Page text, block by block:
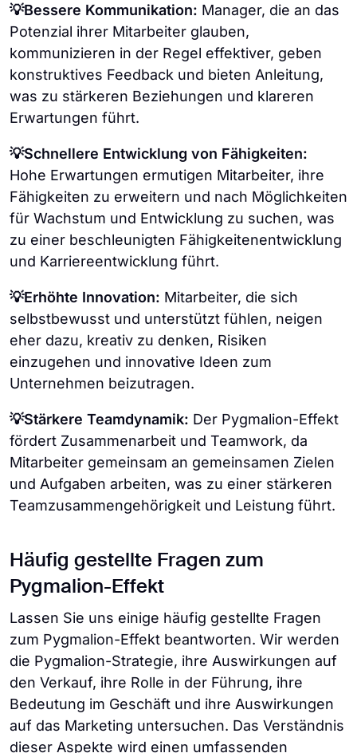
💡Bessere Kommunikation: Manager, die an das
Potenzial ihrer Mitarbeiter glauben,
kommunizieren in der Regel effektiver, geben
konstruktives Feedback und bieten Anleitung,
was zu stärkeren Beziehungen und klareren
Erwartungen führt.
💡Schnellere Entwicklung von Fähigkeiten:
Hohe Erwartungen ermutigen Mitarbeiter, ihre
Fähigkeiten zu erweitern und nach Möglichkeiten
für Wachstum und Entwicklung zu suchen, was
zu einer beschleunigten Fähigkeitenentwicklung
und Karriereentwicklung führt.
💡Erhöhte Innovation: Mitarbeiter, die sich
selbstbewusst und unterstützt fühlen, neigen
eher dazu, kreativ zu denken, Risiken
einzugehen und innovative Ideen zum
Unternehmen beizutragen.
💡Stärkere Teamdynamik: Der Pygmalion-Effekt
fördert Zusammenarbeit und Teamwork, da
Mitarbeiter gemeinsam an gemeinsamen Zielen
und Aufgaben arbeiten, was zu einer stärkeren
Teamzusammengehörigkeit und Leistung führt.
Häufig gestellte Fragen zum
Pygmalion-Effekt
Lassen Sie uns einige häufig gestellte Fragen
zum Pygmalion-Effekt beantworten. Wir werden
die Pygmalion-Strategie, ihre Auswirkungen auf
den Verkauf, ihre Rolle in der Führung, ihre
Bedeutung im Geschäft und ihre Auswirkungen
auf das Marketing untersuchen. Das Verständnis
dieser Aspekte wird einen umfassenden